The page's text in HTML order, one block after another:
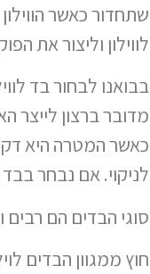
שתחדור כאשר
לווילון וליצור את
בבואנו לבחור בד
מדובר ברצון לייצר
כאשר המטרה היא
לניקוי. אם נבחר בבד
סוגי הבדים הם רבים
חוץ ממגוון הבדים